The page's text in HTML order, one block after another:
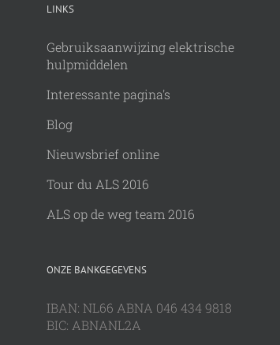
LINKS
Gebruiksaanwijzing elektrische
hulpmiddelen
Interessante pagina's
Blog
Nieuwsbrief online
Tour du ALS 2016
ALS op de weg team 2016
ONZE BANKGEGEVENS
IBAN: NL66 ABNA 046 434 9818
BIC: ABNANL2A